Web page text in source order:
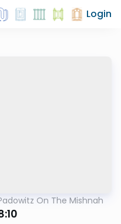
Login
On The Mishnah